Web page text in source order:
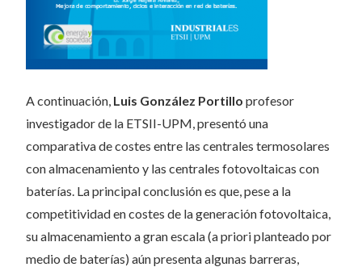
A continuación, Luis González Portillo profesor
investigador de la ETSII-UPM, presentó una
comparativa de costes entre las centrales termosolares
con almacenamiento y las centrales fotovoltaicas con
baterías. La principal conclusión es que, pese a la
competitividad en costes de la generación fotovoltaica,
su almacenamiento a gran escala (a priori planteado por
medio de baterías) aún presenta algunas barreras,